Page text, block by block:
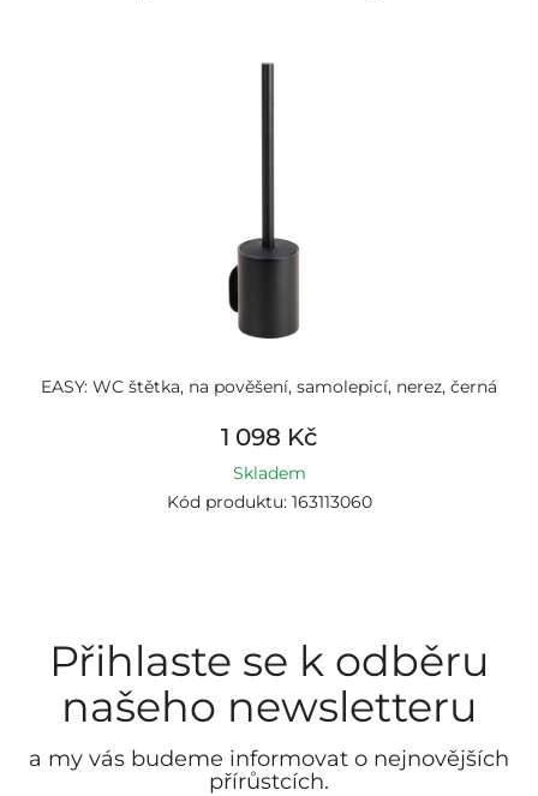
EASY: WC štětka, na pověšení, samolepicí, nerez, černá
1 098 Kč
Skladem
Kód produktu: 163113060
Přihlaste se k odběru
našeho newsletteru
a my vás budeme informovat o nejnovějších
přírůstcích.